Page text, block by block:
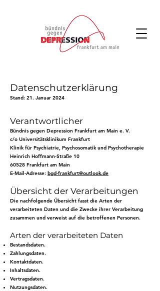
Datenschutzerklärung
Stand: 21. Januar 2024
Verantwortlicher
Bündnis gegen Depression Frankfurt am Main e. V.
c/o Universitätsklinikum Frankfurt
Klinik für Psychiatrie, Psychosomatik und Psychotherapie
Heinrich Hoffmann-Straße 10
60528 Frankfurt am Main
E-Mail-Adresse: bgd-frankfurt@outlook.de
Übersicht der Verarbeitungen
Die nachfolgende Übersicht fasst die Arten der
verarbeiteten Daten und die Zwecke ihrer Verarbeitung
zusammen und verweist auf die betroffenen Personen.
Arten der verarbeiteten Daten
Bestandsdaten.
Zahlungsdaten.
Kontaktdaten.
Inhaltsdaten.
Vertragsdaten.
Nutzungsdaten.